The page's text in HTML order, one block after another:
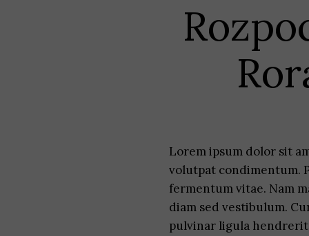
Lorem ipsum dolor sit
volutpat condimentum.
fermentum vitae. Nam
diam sed vestibulum.
pulvinar ligula hendrerit